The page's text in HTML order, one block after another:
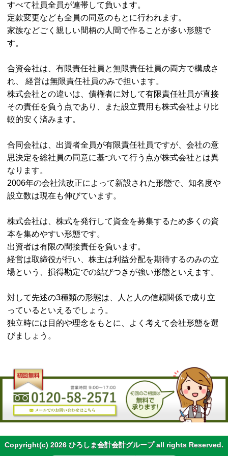
すべて社員全員が連帯して負います。
定款変更なども全員の同意のもとに行われます。
家族などごく親しい間柄の人間で作ることが多い形態で
す。
合資会社は、有限責任社員と無限責任社員の両方で構成さ
れ、 経営は無限責任社員のみで担います。
株式会社との違いは、債権者に対して有限責任社員が直接
その責任を負う点であり、また設立費用も株式会社より比
較的安く済みます。
合同会社は、出資者全員が有限責任社員ですが、会社の意
思決定を総社員の同意に基づいて行う点が株式会社とは異
なります。
2006年の会社法改正によって新設された形態で、知名度や
設立数は現在も伸びています。
株式会社は、株式を発行して資金を募集するため多くの資
本を集めやすい形態です。
出資者は有限の間接責任を負います。
経営は取締役が行い、株主は利益分配を期待するのみの立
場という、損得勘定での結びつきが強い形態といえます。
対して先述の3種類の形態は、人と人の信頼関係で成り立
っているといえるでしょう。
独立時には目的や理念をもとに、よく考えて会社形態を選
びましょう。
Copyright(c) 2026 ひろしま会計会計グループ all rights Reserved.